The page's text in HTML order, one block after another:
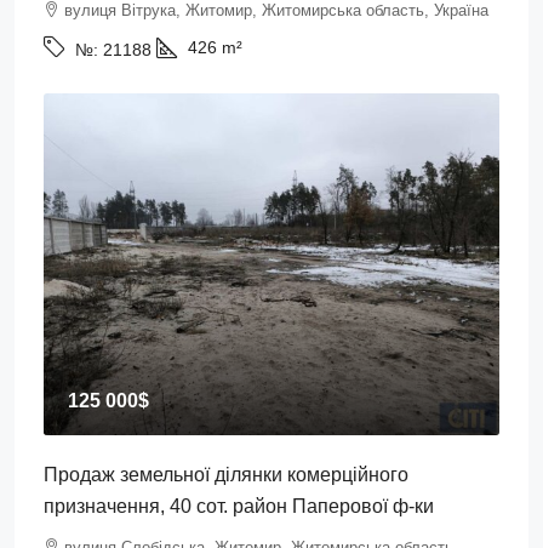
вулиця Вітрука, Житомир, Житомирська область, Україна
№: 21188 426 m²
125 000$
Продаж земельної ділянки комерційного
призначення, 40 сот. район Паперової ф-ки